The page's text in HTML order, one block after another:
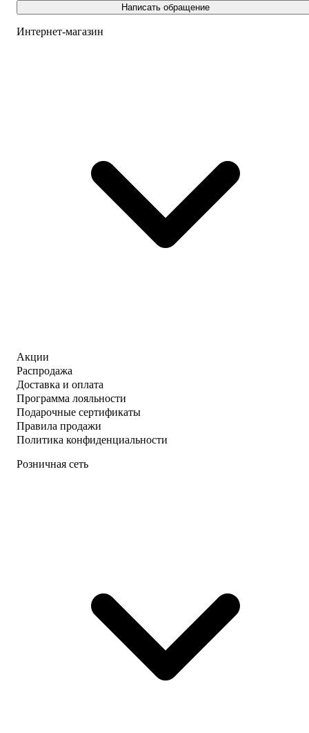
Написать обращение
Интернет-магазин
Акции
Распродажа
Доставка и оплата
Программа лояльности
Подарочные сертификаты
Правила продажи
Политика конфиденциальности
Розничная сеть